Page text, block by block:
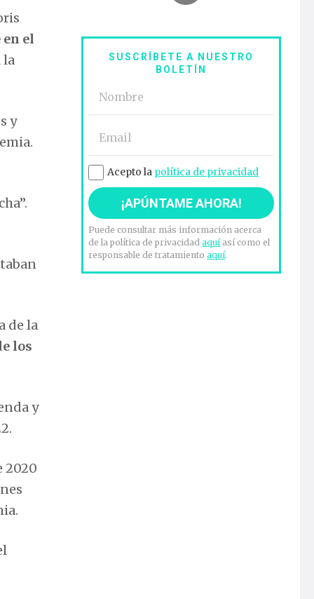
el
la
y
de la
los
y
2020
SUSCRÍBETE A NUESTRO
BOLETÍN
Acepto la política de privacidad
Puede consultar más información acerca
de la política de privacidadaquíasí como el
responsable de tratamientoaquí.